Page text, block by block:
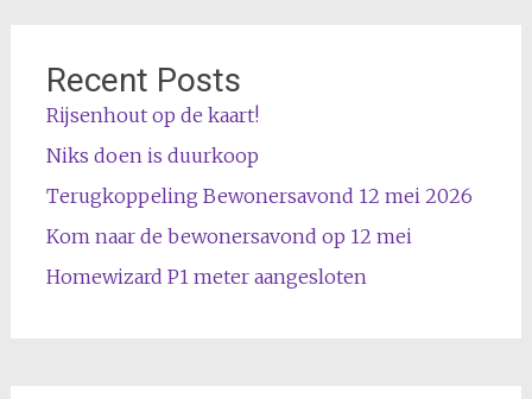
Recent Posts
Rijsenhout op de kaart!
Niks doen is duurkoop
Terugkoppeling Bewonersavond 12 mei 2026
Kom naar de bewonersavond op 12 mei
Homewizard P1 meter aangesloten